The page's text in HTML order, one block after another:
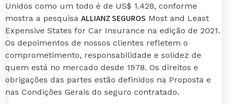
Unidos como um todo é de US$ 1.428, conforme
mostra a pesquisa ALLIANZ SEGUROS Most and Least
Expensive States for Car Insurance na edição de 2021.
Os depoimentos de nossos clientes refletem o
comprometimento, responsabilidade e solidez de
quem está no mercado desde 1978. Os direitos e
obrigações das partes estão definidos na Proposta e
nas Condições Gerais do seguro contratado.